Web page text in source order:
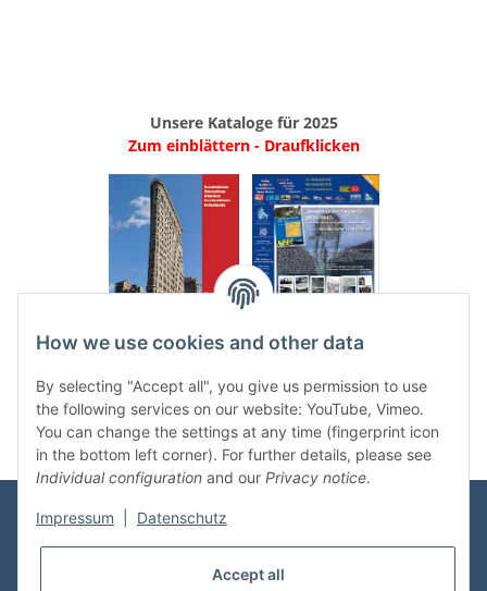
Unsere Kataloge für 2025
Zum einblättern - Draufklicken
. ..
Categories
How we use cookies and other data
By selecting "Accept all", you give us permission to use
the following services on our website: YouTube, Vimeo.
You can change the settings at any time (fingerprint icon
in the bottom left corner). For further details, please see
Individual configuration and our Privacy notice.
Impressum Datenschutz
Accept all